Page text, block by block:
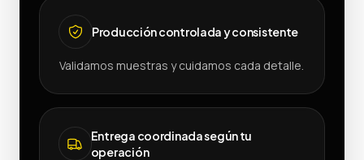
Producción controlada y consistente
Validamos muestras y cuidamos cada detalle.
Entrega coordinada según tu
operación